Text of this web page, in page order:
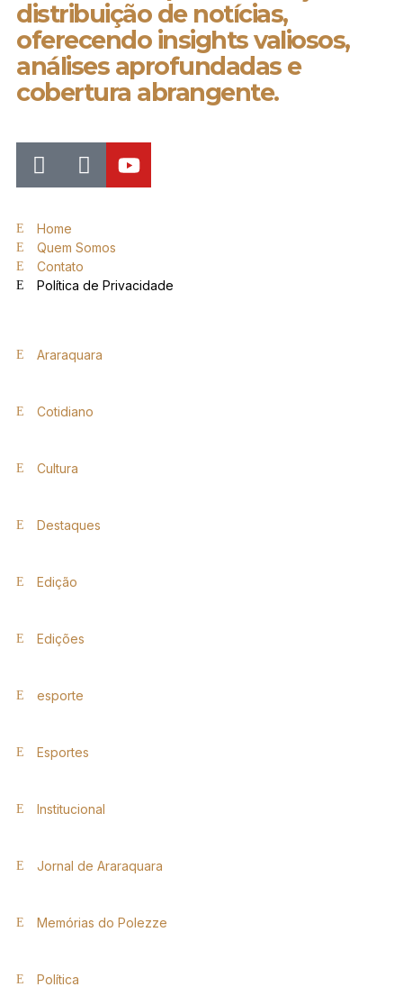
distribuição de notícias,
oferecendo insights valiosos,
análises aprofundadas e
cobertura abrangente.
Home
Quem Somos
Contato
Política de Privacidade
Araraquara
Cotidiano
Cultura
Destaques
Edição
Edições
esporte
Esportes
Institucional
Jornal de Araraquara
Memórias do Polezze
Política